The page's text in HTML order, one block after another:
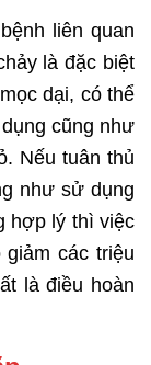
liên quan
là đặc biệt
dại, có thể
cũng như
Nếu tuân thủ
như sử dụng
hợp lý thì việc
giảm các triệu
là điều hoàn